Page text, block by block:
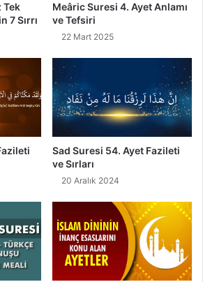
Tek
7 Sırrı
Meâric Suresi 4. Ayet Anlamı
ve Tefsiri
22 Mart 2025
Sad Suresi 54. Ayet Fazileti
ve Sırları
20 Aralık 2024